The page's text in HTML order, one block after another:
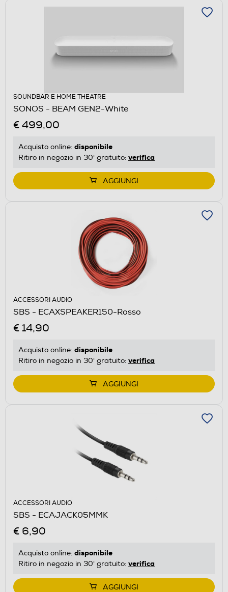
SOUNDBAR E HOME THEATRE
SONOS - BEAM GEN2-White
€ 499,00
Acquisto online: disponibile
Ritiro in negozio in 30' gratuito: verifica
AGGIUNGI
ACCESSORI AUDIO
SBS - ECAXSPEAKER150-Rosso
€ 14,90
Acquisto online: disponibile
Ritiro in negozio in 30' gratuito: verifica
AGGIUNGI
ACCESSORI AUDIO
SBS - ECAJACK05MMK
€ 6,90
Acquisto online: disponibile
Ritiro in negozio in 30' gratuito: verifica
AGGIUNGI